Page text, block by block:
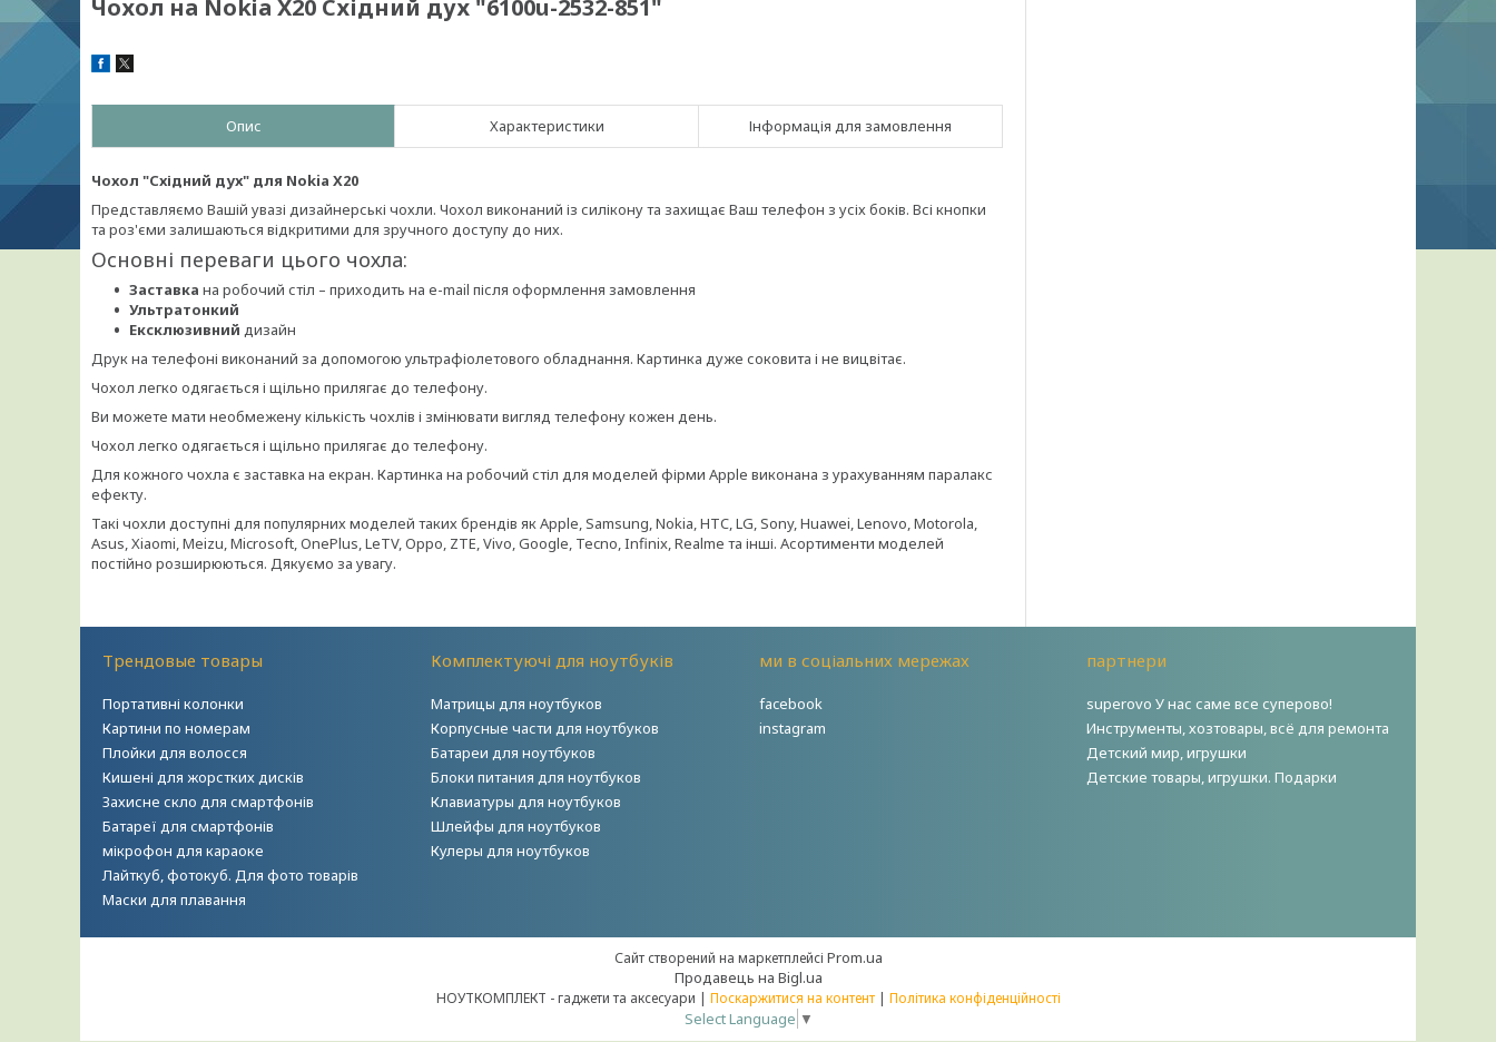
Чохол на Nokia X20 Східний дух "6100u-2532-851"
Опис Характеристики Інформація для замовлення
Чохол "Східний дух" для Nokia X20
Представляємо Вашій увазі дизайнерські чохли. Чохол виконаний із силікону та захищає Ваш телефон з усіх боків. Всі кнопки
та роз'єми залишаються відкритими для зручного доступу до них.
Основні переваги цього чохла:
Заставка на робочий стіл – приходить на e-mail після оформлення замовлення
Ультратонкий
Ексклюзивний дизайн
Друк на телефоні виконаний за допомогою ультрафіолетового обладнання. Картинка дуже соковита і не вицвітає.
Чохол легко одягається і щільно прилягає до телефону.
Ви можете мати необмежену кількість чохлів і змінювати вигляд телефону кожен день.
Чохол легко одягається і щільно прилягає до телефону.
Для кожного чохла є заставка на екран. Картинка на робочий стіл для моделей фірми Apple виконана з урахуванням паралакс
ефекту.
Такі чохли доступні для популярних моделей таких брендів як Apple, Samsung, Nokia, HTC, LG, Sony, Huawei, Lenovo, Motorola,
Asus, Xiaomi, Meizu, Microsoft, OnePlus, LeTV, Oppo, ZTE, Vivo, Google, Tecno, Infinix, Realme та інші. Асортименти моделей
постійно розширюються. Дякуємо за увагу.
Трендовые товары
Портативні колонки
Картини по номерам
Плойки для волосся
Кишені для жорстких дисків
Захисне скло для смартфонів
Батареї для смартфонів
мікрофон для караоке
Лайткуб, фотокуб. Для фото товарів
Маски для плавання
Комплектуючі для ноутбуків
Матрицы для ноутбуков
Корпусные части для ноутбуков
Батареи для ноутбуков
Блоки питания для ноутбуков
Клавиатуры для ноутбуков
Шлейфы для ноутбуков
Кулеры для ноутбуков
ми в соціальних мережах
facebook
instagram
партнери
superovo У нас саме все суперово!
Инструменты, хозтовары, всё для ремонта
Детский мир, игрушки
Детские товары, игрушки. Подарки
Сайт створений на маркетплейсі Prom.ua
Продавець на Bigl.ua
НОУТКОМПЛЕКТ - гаджети та аксесуари | Поскаржитися на контент | Політика конфіденційності
Select Language ▼